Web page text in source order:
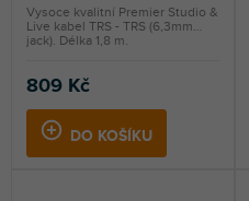
809 Kč
DO KOŠÍKU
Vysoce kvalitní Premier Studio &
Live kabel TRS - TRS (6,3mm
jack). Délka 1,8 m.